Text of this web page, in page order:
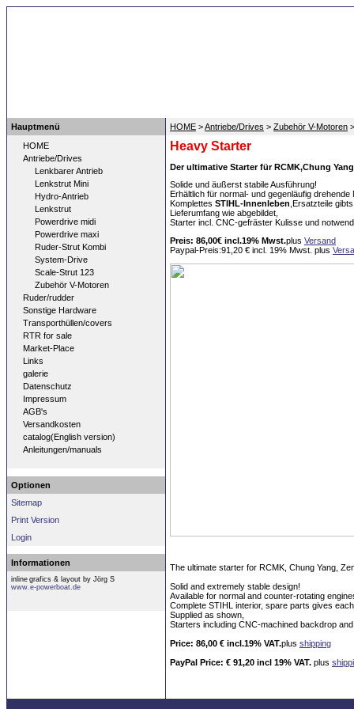
Hauptmenü
HOME
Antriebe/Drives
Lenkbarer Antrieb
Lenkstrut Mini
Hydro-Antrieb
Lenkstrut
Powerdrive midi
Powerdrive maxi
Ruder-Strut Kombi
System-Drive
Scale-Strut 123
Zubehör V-Motoren
Ruder/rudder
Sonstige Hardware
Transporthüllen/covers
RTR for sale
Market-Place
Links
galerie
Datenschutz
Impressum
AGB's
Versandkosten
catalog(English version)
Anleitungen/manuals
Optionen
Sitemap
Print Version
Login
Informationen
inline grafics & layout by Jörg S
www.e-powerboat.de
HOME >Antriebe/Drives > Zubehör V-Motoren
top
Heavy Starter
Der ultimative Starter für RCMK,Chung
Solide und äußerst stabile Ausführung!
Erhältlich für normal- und gegenläufig drehende
Komplettes STIHL-Innenleben ,Ersatzteile
Lieferumfang wie abgebildet,
Starter incl. CNC-gefräster Kulisse und
Preis: 86,00€ incl.19% Mwst.plus Versand
Paypal-Preis:91,20 € incl. 19% Mwst. plus
The ultimate starter for RCMK , Chung Yang ,
Solid and extremely stable design!
Available for normal and counter-rotating
Complete STIHL interior, spare parts gives each
Supplied as shown,
Starters including CNC-machined backdrop
Price: 86,00 € incl.19% VAT.plus shipping
PayPal Price: € 91,20 incl 19% VAT. plus